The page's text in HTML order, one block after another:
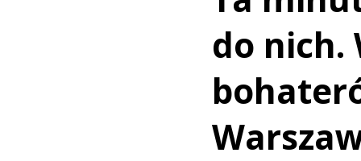
do nich.